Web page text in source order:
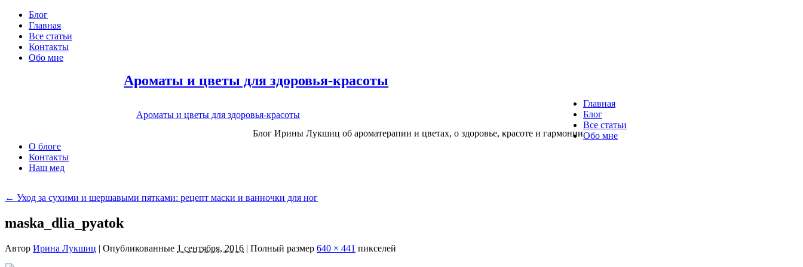
Блог
Главная
Все статьи
Контакты
Обо мне
Ароматы и цветы для здоровья-красоты
Ароматы и цветы для здоровья-красоты
Блог Ирины Лукшиц об ароматерапии и цветах, о здоровье, красоте и гармонии
Главная
Блог
Все статьи
Обо мне
О блоге
Контакты
Наш мед
← Уход за сухими и шершавыми пятками: рецепт маски и ванночки для ног
maska_dlia_pyatok
Автор Ирина Лукшиц | Опубликованные 1 сентября, 2016 | Полный размер 640 × 441 пикселей